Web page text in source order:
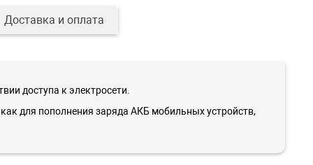
Доставка и оплата
доступа к электросети.
для пополнения заряда АКБ мобильных устройств,